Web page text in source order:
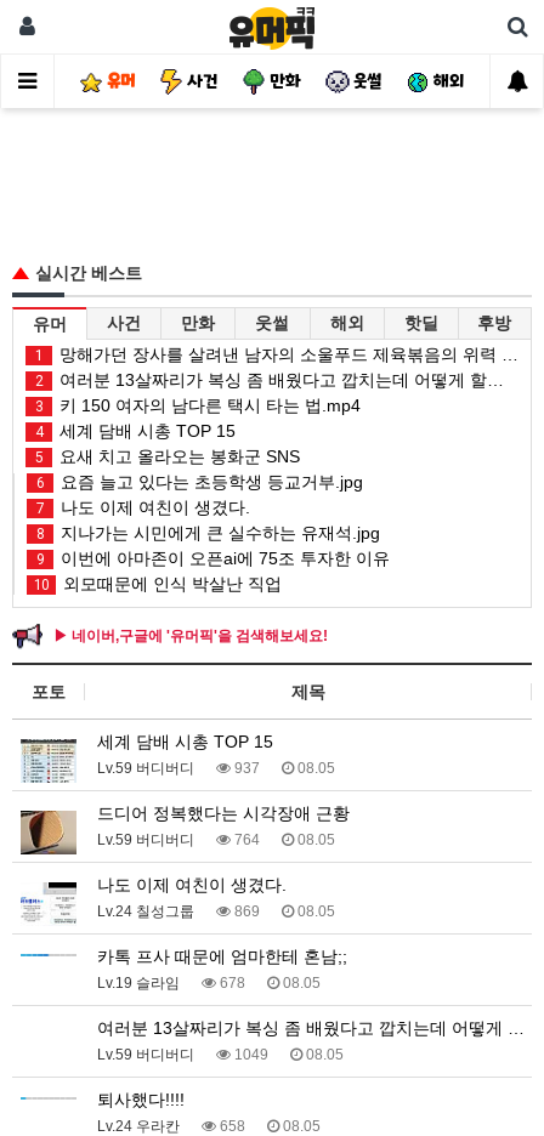
유머 사건 만화 웃썰 해외 핫
실시간 베스트
유머 사건 만화 웃썰 해외 핫딜 후방
1 망해가던 장사를 살려낸 남자의 소울푸드 제육볶음의 위력 ㅋㅋ
2 여러분 13살짜리가 복싱 좀 배웠다고 깝치는데 어떻게 할까요?
3 키 150 여자의 남다른 택시 타는 법.mp4
4 세계 담배 시총 TOP 15
5 요새 치고 올라오는 봉화군 SNS
6 요즘 늘고 있다는 초등학생 등교거부.jpg
7 나도 이제 여친이 생겼다.
8 지나가는 시민에게 큰 실수하는 유재석.jpg
9 이번에 아마존이 오픈ai에 75조 투자한 이유
10 외모때문에 인식 박살난 직업
▶ 네이버,구글에 '유머픽'을 검색해보세요!
포토 제목
세계 담배 시총 TOP 15
Lv.59 버디버디 937 08.05
드디어 정복했다는 시각장애 근황
Lv.59 버디버디 764 08.05
나도 이제 여친이 생겼다.
Lv.24 칠성그룹 869 08.05
카톡 프사 때문에 엄마한테 혼남;;
Lv.19 슬라임 678 08.05
여러분 13살짜리가 복싱 좀 배웠다고 깝치는데 어떻게 …
Lv.59 버디버디 1049 08.05
퇴사했다!!!!
Lv.24 우라칸 658 08.05